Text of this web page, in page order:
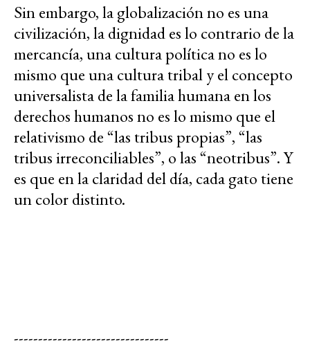
Sin embargo, la globalización no es una
civilización, la dignidad es lo contrario de la
mercancía, una cultura política no es lo
mismo que una cultura tribal y el concepto
universalista de la familia humana en los
derechos humanos no es lo mismo que el
relativismo de “las tribus propias”, “las
tribus irreconciliables”, o las “neotribus”. Y
es que en la claridad del día, cada gato tiene
un color distinto.
--------------------------------